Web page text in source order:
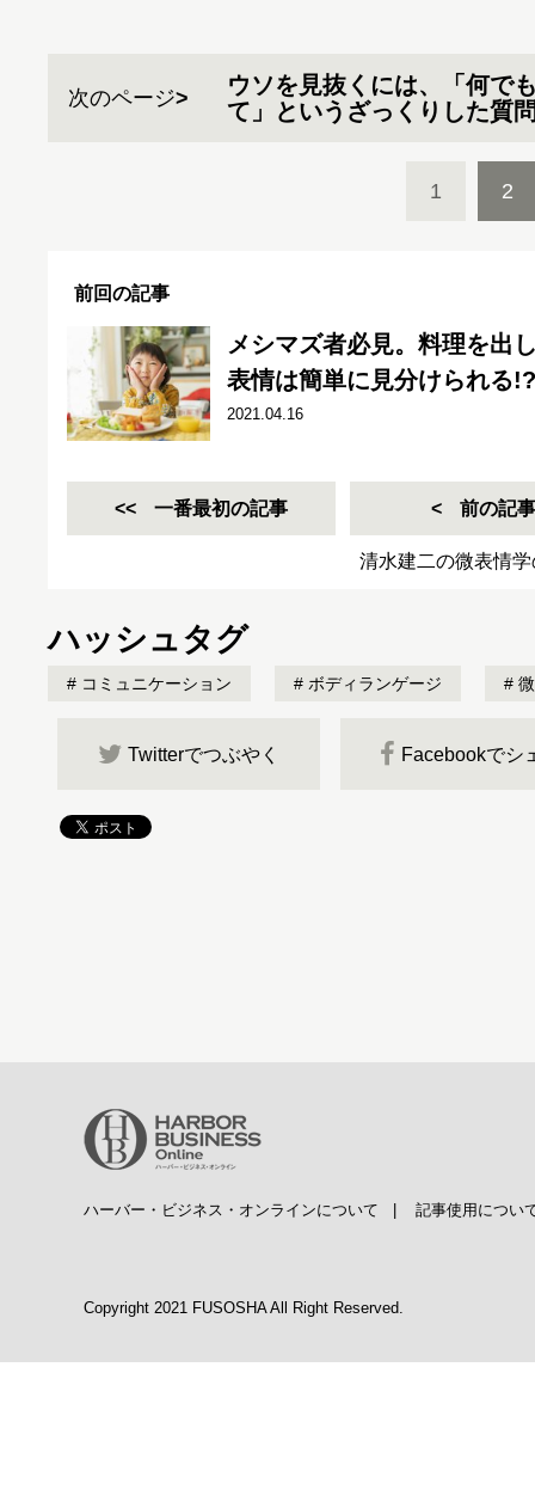
次のページ
ウソを見抜くには、「何で
て」というざっくりした質
1 2
前回の記事
メシマズ者必見。料理を出
表情は簡単に見分けられる!?
2021.04.16
一番最初の記事 前の記事
清水建二の微表情
ハッシュタグ
コミュニケーション ボディランゲージ
Twitterでつぶやく Facebookでシ
ハーバー・ビジネス・オンラインについて 記事使用につい
Copyright 2021 FUSOSHA All Right Reserved.